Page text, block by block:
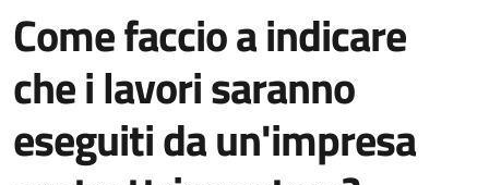
Come faccio a indicare
che i lavori saranno
eseguiti da un'impresa